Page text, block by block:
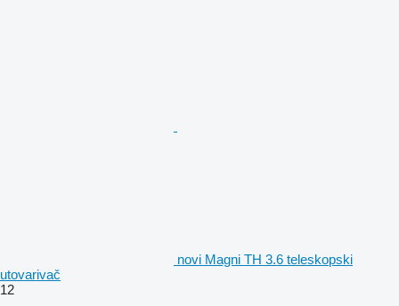
novi Magni TH 3.6 teleskopski
utovarivač
12